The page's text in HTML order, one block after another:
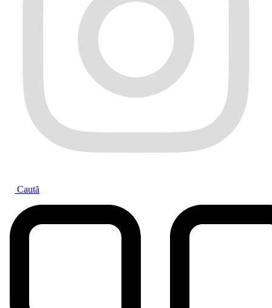
Caută